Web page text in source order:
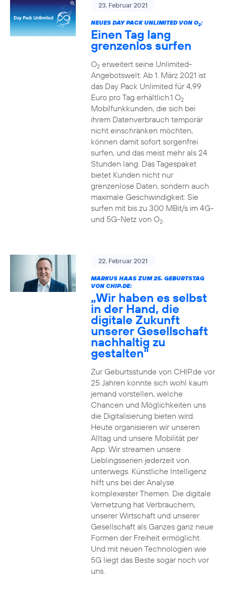
23. Februar 2021
NEUES DAY PACK UNLIMITED VON O2:
Einen Tag lang
grenzenlos surfen
O2erweitert seine Unlimited-
Angebotswelt: Ab 1. März 2021 ist
das Day Pack Unlimited für 4,99
Euro pro Tag erhältlich.1 O2
Mobilfunkkunden, die sich bei
ihrem Datenverbrauch temporär
nicht einschränken möchten,
können damit sofort sorgenfrei
surfen, und das meist mehr als 24
Stunden lang. Das Tagespaket
bietet Kunden nicht nur
grenzenlose Daten, sondern auch
maximale Geschwindigkeit: Sie
surfen mit bis zu 300 MBit/s im 4G-
und 5G-Netz von O2.
22. Februar 2021
MARKUS HAAS ZUM 25. GEBURTSTAG
VON CHIP.DE:
„Wir haben es selbst
in der Hand, die
digitale Zukunft
unserer Gesellschaft
nachhaltig zu
gestalten“
Zur Geburtsstunde von CHIP.de vor
25 Jahren konnte sich wohl kaum
jemand vorstellen, welche
Chancen und Möglichkeiten uns
die Digitalisierung bieten wird.
Heute organisieren wir unseren
Alltag und unsere Mobilität per
App. Wir streamen unsere
Lieblingsserien jederzeit von
unterwegs. Künstliche Intelligenz
hilft uns bei der Analyse
komplexester Themen. Die digitale
Vernetzung hat Verbrauchern,
unserer Wirtschaft und unserer
Gesellschaft als Ganzes ganz neue
Formen der Freiheit ermöglicht.
Und mit neuen Technologien wie
5G liegt das Beste sogar noch vor
uns.